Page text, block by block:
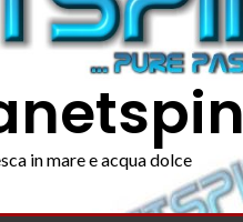
in mare e acqua dolce